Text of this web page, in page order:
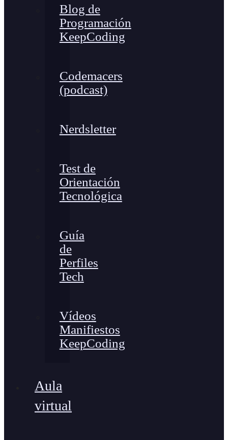
Blog de
Programación
KeepCoding
Codemacers
(podcast)
Nerdsletter
Test de
Orientación
Tecnológica
Guía
de
Perfiles
Tech
Vídeos
Manifiestos
KeepCoding
Aula
virtual